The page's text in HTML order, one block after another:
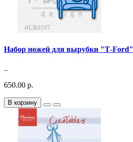
Набор ножей для вырубки "Т-Ford"
..
650.00 р.
В корзину